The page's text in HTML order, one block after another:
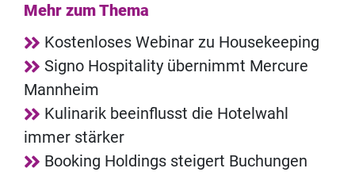
Mehr zum Thema
Kostenloses Webinar zu Housekeeping
Signo Hospitality übernimmt Mercure
Mannheim
Kulinarik beeinflusst die Hotelwahl
immer stärker
Booking Holdings steigert Buchungen